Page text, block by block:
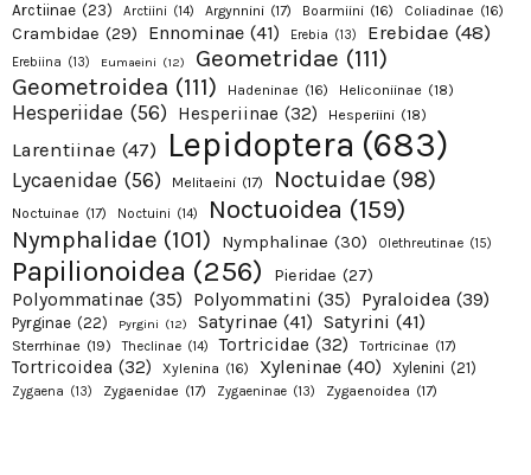
Arctiinae (23) Arctiini (14) Argynnini (17) Boarmiini (16) Coliadinae (16)
Crambidae (29) Ennominae (41) Erebia (13) Erebidae (48)
Erebiina (13) Eumaeini (12) Geometridae (111)
Geometroidea (111) Hadeninae (16) Heliconiinae (18)
Hesperiidae (56) Hesperiinae (32) Hesperiini (18)
Larentiinae (47) Lepidoptera (683)
Lycaenidae (56) Melitaeini (17) Noctuidae (98)
Noctuinae (17) Noctuini (14) Noctuoidea (159)
Nymphalidae (101) Nymphalinae (30) Olethreutinae (15)
Papilionoidea (256) Pieridae (27)
Polyommatinae (35) Polyommatini (35) Pyraloidea (39)
Pyrginae (22) Pyrgini (12) Satyrinae (41) Satyrini (41)
Sterrhinae (19) Theclinae (14) Tortricidae (32) Tortricinae (17)
Tortricoidea (32) Xylenina (16) Xyleninae (40) Xylenini (21)
Zygaena (13) Zygaenidae (17) Zygaeninae (13) Zygaenoidea (17)